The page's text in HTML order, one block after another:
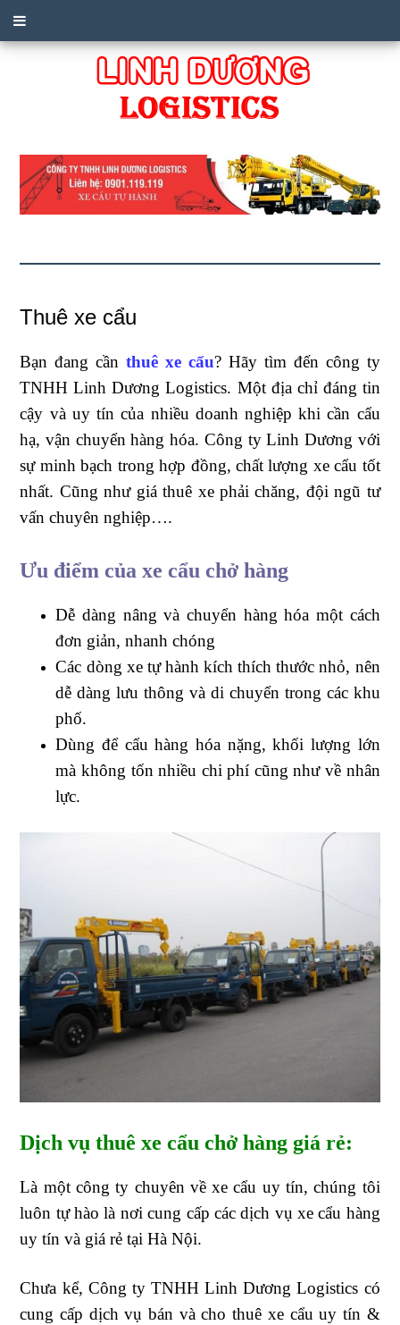
Thuê xe cẩu
Bạn đang cầnthuê xe cẩu? Hãy tìm đến công ty
TNHH Linh Dương Logistics. Một địa chỉ đáng tin
cậy và uy tín của nhiều doanh nghiệp khi cần cẩu
hạ, vận chuyển hàng hóa. Công ty Linh Dương với
sự minh bạch trong hợp đồng, chất lượng xe cẩu tốt
nhất. Cũng như giá thuê xe phải chăng, đội ngũ tư
vấn chuyên nghiệp….
Ưu điểm của xe cẩu chở hàng
Dễ dàng nâng và chuyển hàng hóa một cách
đơn giản, nhanh chóng
Các dòng xe tự hành kích thích thước nhỏ, nên
dễ dàng lưu thông và di chuyển trong các khu
phố.
Dùng để cẩu hàng hóa nặng, khối lượng lớn
mà không tốn nhiều chi phí cũng như về nhân
lực.
Dịch vụ thuê xe cẩu chở hàng giá rẻ:
Là một công ty chuyên về xe cẩu uy tín, chúng tôi
luôn tự hào là nơi cung cấp các dịch vụ xe cẩu hàng
uy tín và giá rẻ tại Hà Nội.
Chưa kể, Công ty TNHH Linh Dương Logistics có
cung cấp dịch vụ bán và cho thuê xe cẩu uy tín &